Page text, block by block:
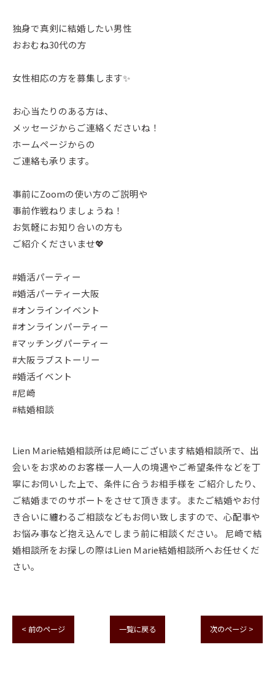
独身で真剣に結婚したい男性⁡
⁡おおむね30代の方⁡
⁡女性相応の方を募集します✨
お心当たりのある方は、
メッセージからご連絡くださいね！
ホームページからの
ご連絡も承ります。
事前にZoomの使い方のご説明や
事前作戦ねりましょうね！
お気軽にお知り合いの方も
ご紹介くださいませ💖
#婚活パーティー
#婚活パーティー大阪
#オンラインイベント
#オンラインパーティー
#マッチングパーティー
#大阪ラブストーリー
#婚活イベント
#尼崎
#結婚相談
Lien Ｍarie結婚相談所は尼崎にございます結婚相談所で、出
会いをお求めのお客様一人一人の境遇やご希望条件などを丁
寧にお伺いした上で、条件に合うお相手様を ご紹介したり、
ご結婚までのサポートをさせて頂きます。またご結婚やお付
き合いに纏わるご相談などもお伺い致しますので、心配事や
お悩み事など抱え込んでしまう前に相談ください。 尼崎で結
婚相談所をお探しの際はLien Ｍarie結婚相談所へお任せくだ
さい。
< 前のページ 一覧に戻る 次のページ >